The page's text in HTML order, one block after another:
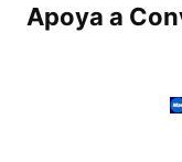
Apoya a